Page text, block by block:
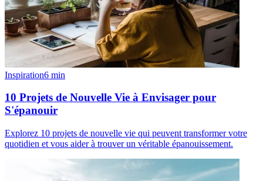
Inspiration6 min
10 Projets de Nouvelle Vie à Envisager pour
S'épanouir
Explorez 10 projets de nouvelle vie qui peuvent transformer votre
quotidien et vous aider à trouver un véritable épanouissement.